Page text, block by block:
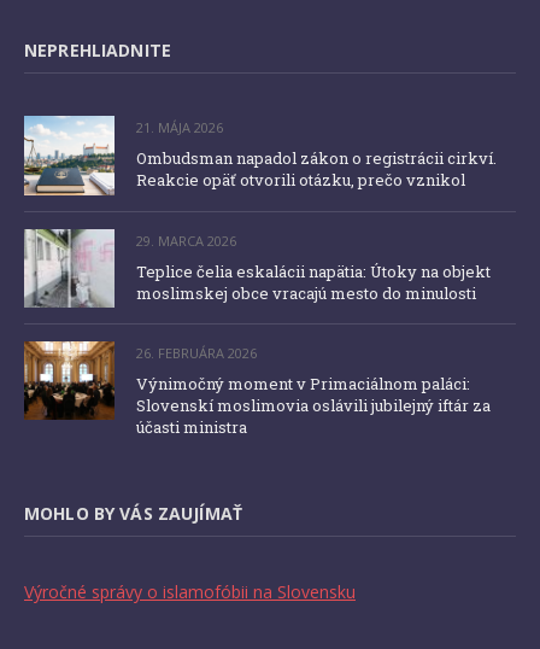
NEPREHLIADNITE
21. MÁJA 2026
Ombudsman napadol zákon o registrácii cirkví.
Reakcie opäť otvorili otázku, prečo vznikol
29. MARCA 2026
Teplice čelia eskalácii napätia: Útoky na objekt
moslimskej obce vracajú mesto do minulosti
26. FEBRUÁRA 2026
Výnimočný moment v Primaciálnom paláci:
Slovenskí moslimovia oslávili jubilejný iftár za
účasti ministra
MOHLO BY VÁS ZAUJÍMAŤ
Výročné správy o islamofóbii na Slovensku